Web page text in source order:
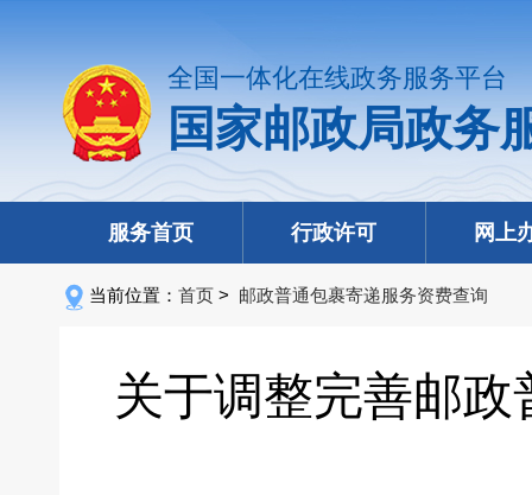
全国一体化在线政务服务平台
国家邮政局政务
服务首页 行政许可 网上
当前位置： 首页 > 邮政普通包裹寄递服务资费查询
关于调整完善邮